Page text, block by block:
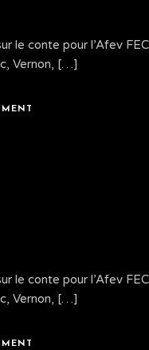
le conte pour l’Afev
Vernon, […]
le conte pour l’Afev
Vernon, […]